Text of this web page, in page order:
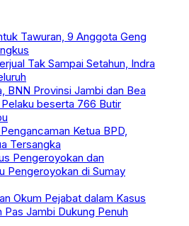
Tawuran, 9 Anggota Geng
Tak Sampai Setahun, Indra
BNN Provinsi Jambi dan Bea
beserta 766 Butir
Ketua BPD,
Tersangka
Pengeroyokan dan
Pengeroyokan di Sumay
Okum Pejabat dalam Kasus
Jambi Dukung Penuh